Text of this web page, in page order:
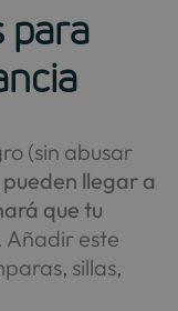
para
(sin abusar
pueden llegar a
que tu
. Añadir este
sillas,